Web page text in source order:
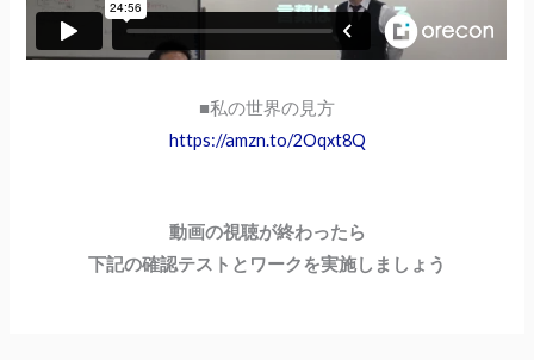
■私の世界の見方
https://amzn.to/2Oqxt8Q
動画の視聴が終わったら
下記の確認テストとワークを実施しましょう